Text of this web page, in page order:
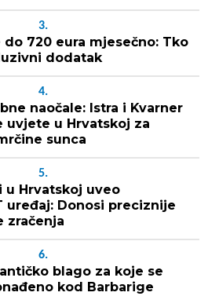
3.
do 720 eura mjesečno: Tko
dodatak
4.
naočale: Istra i Kvarner
uvjete u Hrvatskoj za
sunca
5.
u Hrvatskoj uveo
uređaj: Donosi preciznije
zračenja
6.
blago za koje se
kod Barbarige